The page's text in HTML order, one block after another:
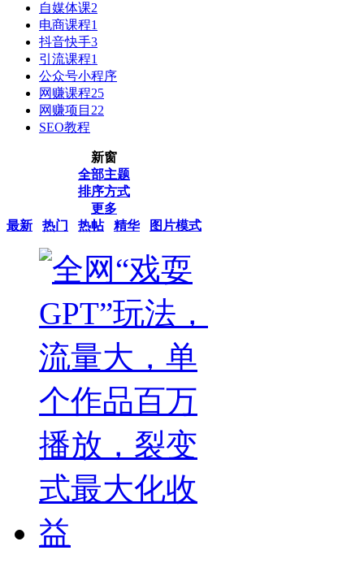
自媒体课2
电商课程1
抖音快手3
引流课程1
公众号小程序
网赚课程25
网赚项目 22
SEO教程
新窗
全部主题
排序方式
更多
最新
热门 热帖 精华 图片模式